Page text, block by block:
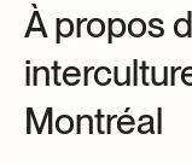
À propos
Montréal